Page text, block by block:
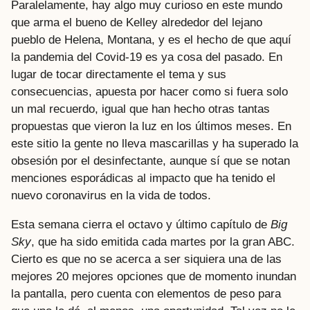
Paralelamente, hay algo muy curioso en este mundo
que arma el bueno de Kelley alrededor del lejano
pueblo de Helena, Montana, y es el hecho de que aquí
la pandemia del Covid-19 es ya cosa del pasado. En
lugar de tocar directamente el tema y sus
consecuencias, apuesta por hacer como si fuera solo
un mal recuerdo, igual que han hecho otras tantas
propuestas que vieron la luz en los últimos meses. En
este sitio la gente no lleva mascarillas y ha superado la
obsesión por el desinfectante, aunque sí que se notan
menciones esporádicas al impacto que ha tenido el
nuevo coronavirus en la vida de todos.
Esta semana cierra el octavo y último capítulo de Big
Sky, que ha sido emitida cada martes por la gran ABC.
Cierto es que no se acerca a ser siquiera una de las
mejores 20 mejores opciones que de momento inundan
la pantalla, pero cuenta con elementos de peso para